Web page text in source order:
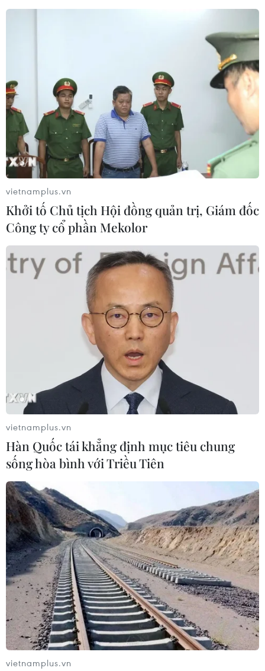
TIN CÙNG CHUYÊN MỤC
Doanh thu Người Nhện tăng nhanh
tại phòng vé Việt
03/08/2026 07:17
Phim huyền sử "Hộ linh tráng sỹ"
được chiếu ở định dạng IMAX
31/07/2026 02:47
Hiệu ứng từ “The Odyssey” giúp
doanh số sách sử thi và thần thoại
vietnamplus.vn
Khởi tố Chủ tịch Hội đồng quản trị, Giám đốc
Công ty cổ phần Mekolor
vietnamplus.vn
Hàn Quốc tái khẳng định mục tiêu chung
sống hòa bình với Triều Tiên
vietnamplus.vn